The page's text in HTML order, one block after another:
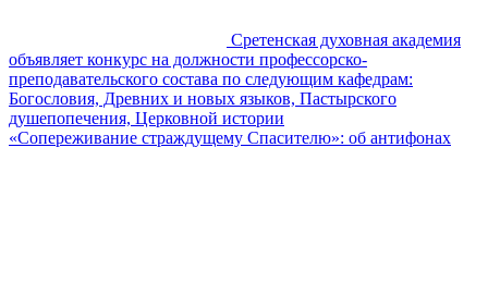
Сретенская духовная академия
объявляет конкурс на должности профессорско-
преподавательского состава по следующим кафедрам:
Богословия, Древних и новых языков, Пастырского
душепопечения, Церковной истории
«Сопереживание страждущему Спасителю»: об антифонах